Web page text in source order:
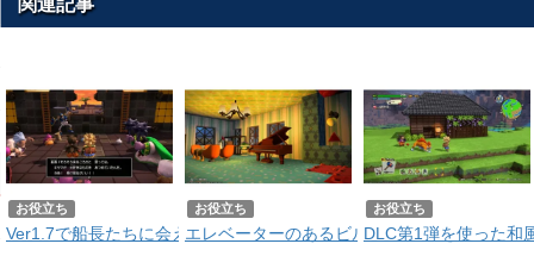
お役立ち
Ver1.7で船長たちに会える！方舟イベントの進め方を解説！
お役立ち
エレベーターのあるビルの作りかた｜DLC第3
お役立ち
DLC第1弾を使った和